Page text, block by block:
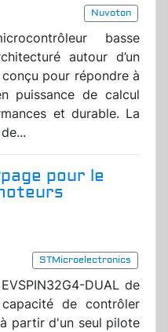
Nuvoton
basse
autour d’un
pour répondre à
puissance de calcul
et durable. La
pour le
STMicroelectronics
DUAL de
de contrôler
partir d'un seul pilote